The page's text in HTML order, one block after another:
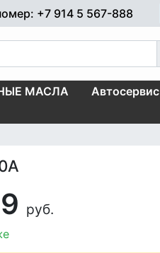
+7 914 5 567-888
МАСЛА Автосервис
руб.